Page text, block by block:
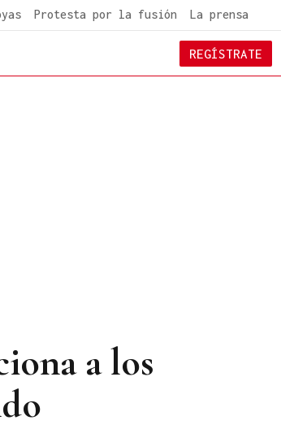
Protesta por la fusión La prensa
REGÍSTRATE
a los